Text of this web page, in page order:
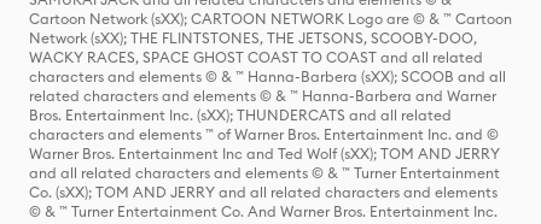
Cartoon Network (sXX); CARTOON NETWORK Logo are © & ™ Cartoon
Network (sXX); THE FLINTSTONES, THE JETSONS, SCOOBY-DOO,
WACKY RACES, SPACE GHOST COAST TO COAST and all related
characters and elements © & ™ Hanna-Barbera (sXX); SCOOB and all
related characters and elements © & ™ Hanna-Barbera and Warner
Bros. Entertainment Inc. (sXX); THUNDERCATS and all related
characters and elements ™ of Warner Bros. Entertainment Inc. and ©
Warner Bros. Entertainment Inc and Ted Wolf (sXX); TOM AND JERRY
and all related characters and elements © & ™ Turner Entertainment
Co. (sXX); TOM AND JERRY and all related characters and elements
© & ™ Turner Entertainment Co. And Warner Bros. Entertainment Inc.